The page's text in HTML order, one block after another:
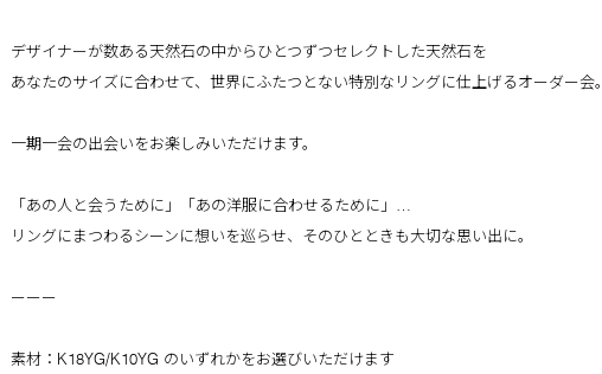
デザイナーが数ある天然石の中からひとつずつセレクトした天然石を
あなたのサイズに合わせて、世界にふたつとない特別なリングに仕上げるオーダー会。
一期一会の出会いをお楽しみいただけます。
「あの人と会うために」「あの洋服に合わせるために」…
リングにまつわるシーンに想いを巡らせ、そのひとときも大切な思い出に。
ーーー
素材：K18YG/K10YG のいずれかをお選びいただけます